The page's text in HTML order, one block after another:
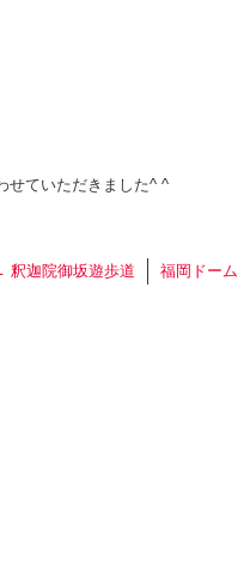
せていただきました^ ^
釈迦院御坂遊歩道 福岡ドーム